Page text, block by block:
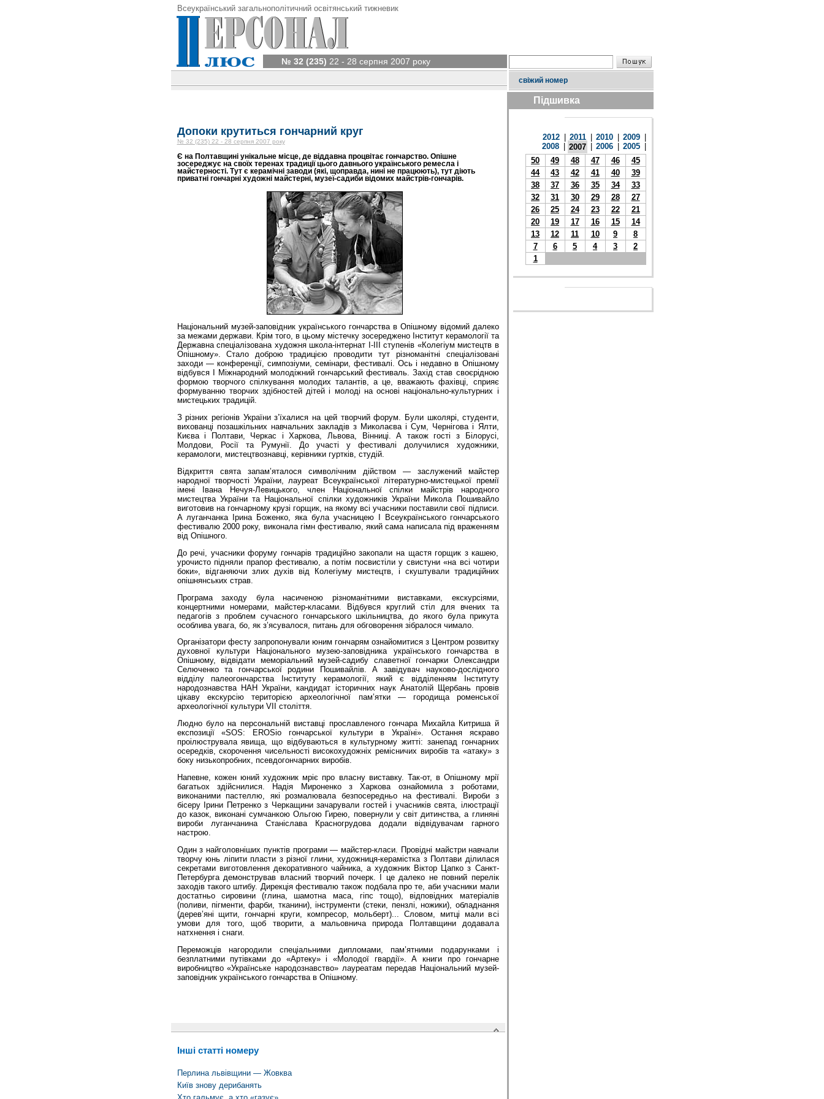
Всеукраїнський загальнополітичний освітянський тижневик
№ 32 (235) 22 - 28 серпня 2007 року
свіжий номер
Допоки крутиться гончарний круг
№ 32 (235) 22 - 28 серпня 2007 року
Є на Полтавщині унікальне місце, де віддавна процвітає гончарство. Опішне
зосереджує на своїх теренах традиції цього давнього українського ремесла і
майстерності. Тут є керамічні заводи (які, щоправда, нині не працюють), тут діють
приватні гончарні художні майстерні, музеї-садиби відомих майстрів-гончарів.
Національний музей-заповідник українського гончарства в Опішному відомий далеко
за межами держави. Крім того, в цьому містечку зосереджено Інститут керамології та
Державна спеціалізована художня школа-інтернат І-ІІІ ступенів «Колегіум мистецтв в
Опішному». Стало доброю традицією проводити тут різноманітні спеціалізовані
заходи — конференції, симпозіуми, семінари, фестивалі. Ось і недавно в Опішному
відбувся І Міжнародний молодіжний гончарський фестиваль. Захід став своєрідною
формою творчого спілкування молодих талантів, а це, вважають фахівці, сприяє
формуванню творчих здібностей дітей і молоді на основі національно-культурних і
мистецьких традицій.
З різних регіонів України з’їхалися на цей творчий форум. Були школярі, студенти,
вихованці позашкільних навчальних закладів з Миколаєва і Сум, Чернігова і Ялти,
Києва і Полтави, Черкас і Харкова, Львова, Вінниці. А також гості з Білорусі,
Молдови, Росії та Румунії. До участі у фестивалі долучилися художники,
керамологи, мистецтвознавці, керівники гуртків, студій.
Відкриття свята запам’яталося символічним дійством — заслужений майстер
народної творчості України, лауреат Всеукраїнської літературно-мистецької премії
імені Івана Нечуя-Левицького, член Національної спілки майстрів народного
мистецтва України та Національної спілки художників України Микола Пошивайло
виготовив на гончарному крузі горщик, на якому всі учасники поставили свої підписи.
А луганчанка Ірина Боженко, яка була учасницею І Всеукраїнського гончарського
фестивалю 2000 року, виконала гімн фестивалю, який сама написала під враженням
від Опішного.
До речі, учасники форуму гончарів традиційно закопали на щастя горщик з кашею,
урочисто підняли прапор фестивалю, а потім посвистіли у свистуни «на всі чотири
боки», відганяючи злих духів від Колегіуму мистецтв, і скуштували традиційних
опішнянських страв.
Програма заходу була насиченою різноманітними виставками, екскурсіями,
концертними номерами, майстер-класами. Відбувся круглий стіл для вчених та
педагогів з проблем сучасного гончарського шкільництва, до якого була прикута
особлива увага, бо, як з’ясувалося, питань для обговорення зібралося чимало.
Організатори фесту запропонували юним гончарям ознайомитися з Центром розвитку
духовної культури Національного музею-заповідника українського гончарства в
Опішному, відвідати меморіальний музей-садибу славетної гончарки Олександри
Селюченко та гончарської родини Пошивайлів. А завідувач науково-дослідного
відділу палеогончарства Інституту керамології, який є відділенням Інституту
народознавства НАН України, кандидат історичних наук Анатолій Щербань провів
цікаву екскурсію територією археологічної пам’ятки — городища роменської
археологічної культури VII століття.
Людно було на персональній виставці прославленого гончара Михайла Китриша й
експозиції «SOS: EROSio гончарської культури в Україні». Остання яскраво
проілюструвала явища, що відбуваються в культурному житті: занепад гончарних
осередків, скорочення чисельності високохудожніх ремісничих виробів та «атаку» з
боку низькопробних, псевдогончарних виробів.
Напевне, кожен юний художник мріє про власну виставку. Так-от, в Опішному мрії
багатьох здійснилися. Надія Мироненко з Харкова ознайомила з роботами,
виконаними пастеллю, які розмалювала безпосередньо на фестивалі. Вироби з
бісеру Ірини Петренко з Черкащини зачарували гостей і учасників свята, ілюстрації
до казок, виконані сумчанкою Ольгою Гирею, повернули у світ дитинства, а глиняні
вироби луганчанина Станіслава Красногрудова додали відвідувачам гарного
настрою.
Один з найголовніших пунктів програми — майстер-класи. Провідні майстри навчали
творчу юнь ліпити пласти з різної глини, художниця-керамістка з Полтави ділилася
секретами виготовлення декоративного чайника, а художник Віктор Цапко з Санкт-
Петербурга демонстрував власний творчий почерк. І це далеко не повний перелік
заходів такого штибу. Дирекція фестивалю також подбала про те, аби учасники мали
достатньо сировини (глина, шамотна маса, гіпс тощо), відповідних матеріалів
(поливи, пігменти, фарби, тканини), інструменти (стеки, пензлі, ножики), обладнання
(дерев’яні щити, гончарні круги, компресор, мольберт)... Словом, митці мали всі
умови для того, щоб творити, а мальовнича природа Полтавщини додавала
натхнення і снаги.
Переможців нагородили спеціальними дипломами, пам’ятними подарунками і
безплатними путівками до «Артеку» і «Молодої гвардії». А книги про гончарне
виробництво «Українське народознавство» лауреатам передав Національний музей-
заповідник українського гончарства в Опішному.
Інші статті номеру
Перлина львівщини — Жовква
Київ знову дерибанять
Підшивка
2012 2011 2010 2009
2008
2007 2006 2005
50
49 48 47 46
45
44
43 42 41 40
39
38
37 36 35 34
33
32
31 30 29 28
27
26
25 24 23 22
21
20
19 17 16 15
14
13
12 11 10 9
8
7
6 5 4 3
2
1